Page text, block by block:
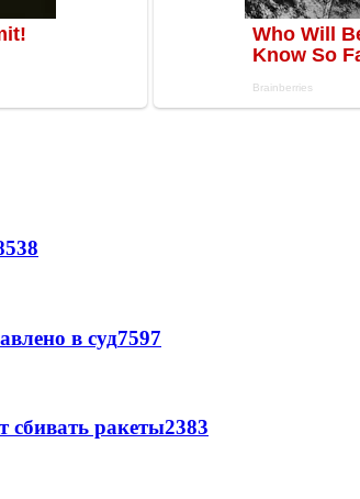
в суд7597
сбивать ракеты2383